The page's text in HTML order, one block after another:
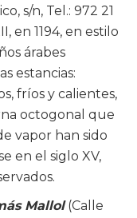
s/n, Tel.: 972 21
en 1194, en estilo
árabes
estancias:
fríos y calientes,
octogonal que
vapor han sido
en el siglo XV,
Mallol(Calle